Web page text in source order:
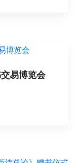
易博览会